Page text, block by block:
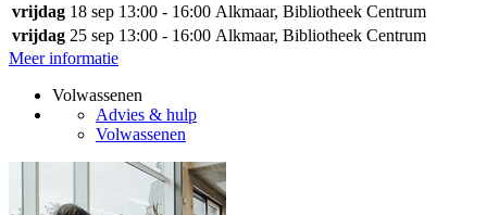
vrijdag 18 sep 13:00 - 16:00 Alkmaar, Bibliotheek Centrum
vrijdag 25 sep 13:00 - 16:00 Alkmaar, Bibliotheek Centrum
Meer informatie
Volwassenen
Advies & hulp
Volwassenen